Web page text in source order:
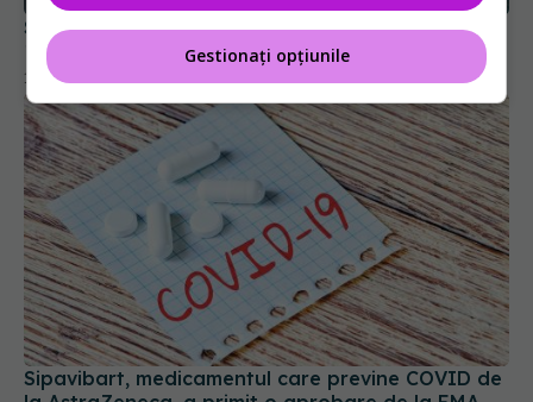
14 oct 2025, 14:20
Sipavibart, medicamentul care previne COVID de
la AstraZeneca, a primit o aprobare de la EMA
02 iul 2024, 12:22
Gestionați opțiunile